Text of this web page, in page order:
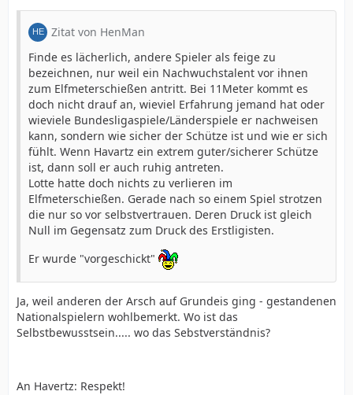
Zitat von HenMan
Finde es lächerlich, andere Spieler als feige zu
bezeichnen, nur weil ein Nachwuchstalent vor ihnen
zum Elfmeterschießen antritt. Bei 11Meter kommt es
doch nicht drauf an, wieviel Erfahrung jemand hat oder
wieviele Bundesligaspiele/Länderspiele er nachweisen
kann, sondern wie sicher der Schütze ist und wie er sich
fühlt. Wenn Havartz ein extrem guter/sicherer Schütze
ist, dann soll er auch ruhig antreten.
Lotte hatte doch nichts zu verlieren im
Elfmeterschießen. Gerade nach so einem Spiel strotzen
die nur so vor selbstvertrauen. Deren Druck ist gleich
Null im Gegensatz zum Druck des Erstligisten.
Er wurde "vorgeschickt"
Ja, weil anderen der Arsch auf Grundeis ging - gestandenen
Nationalspielern wohlbemerkt. Wo ist das
Selbstbewusstsein..... wo das Sebstverständnis?
An Havertz: Respekt!